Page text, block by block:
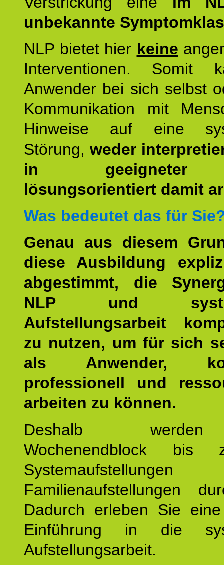
unbekannte
NLP bietet hier keine
Interventionen. Somit
Anwender bei sich selbst
Kommunikation mit
Hinweise auf eine
Störung, weder
in geeigneter
lösungsorientiert damit
Was bedeutet das für
Genau aus diesem
diese Ausbildung
abgestimmt, die
NLP und
Aufstellungsarbeit
zu nutzen, um für sich
als Anwender,
professionell und
arbeiten zu können.
Deshalb
Wochenendblock bis
Familienaufstellungen
Dadurch erleben Sie
Einführung in die
Aufstellungsarbeit.